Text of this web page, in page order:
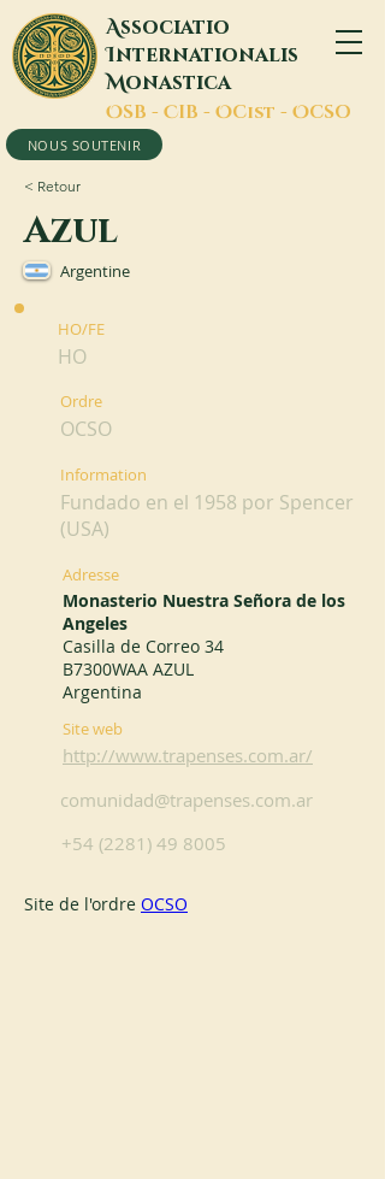
Associatio
Internationalis
Monastica
OSB - CIB - OCist - OCSO
NOUS SOUTENIR
< Retour
Azul
Argentine
HO/FE
HO
Ordre
OCSO
Information
Fundado en el 1958 por Spencer
(USA)
Adresse
Monasterio Nuestra Señora de los
Angeles
Casilla de Correo 34
B7300WAA AZUL
Argentina
Site web
http://www.trapenses.com.ar/
comunidad@trapenses.com.ar
+54 (2281) 49 8005
Site de l'ordre OCSO